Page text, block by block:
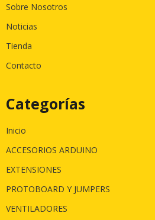
Sobre Nosotros
Noticias
Tienda
Contacto
Categorías
Inicio
ACCESORIOS ARDUINO
EXTENSIONES
PROTOBOARD Y JUMPERS
VENTILADORES